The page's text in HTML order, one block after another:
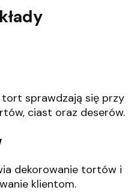
tort sprawdzają się przy
ciast oraz deserów.
dekorowanie tortów i
klientom.